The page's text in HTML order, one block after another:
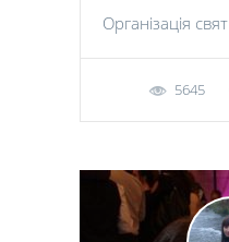
Організація свят
5645